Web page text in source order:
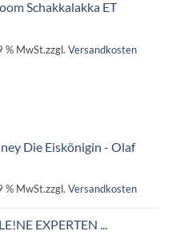
Schakkalakka ET
% MwSt.zzgl. Versandkosten
Die Eiskönigin - Olaf
% MwSt.zzgl. Versandkosten
EXPERTEN ...